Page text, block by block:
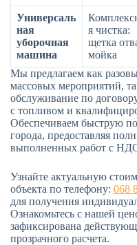
Универсаль
ная
уборочная
машина
я чистка:
щетка
мойка
Мы предлагаем как
массовых мероприятий,
обслуживание по
с топливом и
Обеспечиваем быструю
города, предоставляя
выполненных работ с
Узнайте актуальную
объекта по телефону: 068
для получения
Ознакомьтесь с нашей
зафиксирована
прозрачного расчета.